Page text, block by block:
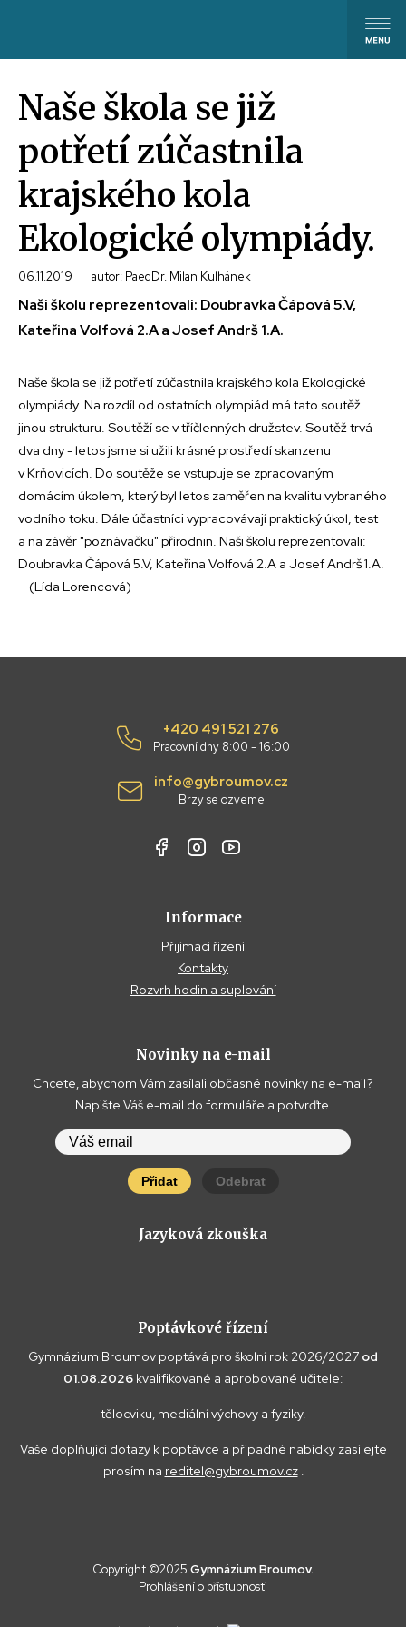
Naše škola se již
potřetí zúčastnila
krajského kola
Ekologické olympiády.
06.11.2019 | autor: PaedDr. Milan Kulhánek
Naši školu reprezentovali: Doubravka Čápová 5.V,
Kateřina Volfová 2.A a Josef Andrš 1.A.
Naše škola se již potřetí zúčastnila krajského kola Ekologické
olympiády. Na rozdíl od ostatních olympiád má tato soutěž
jinou strukturu. Soutěží se v tříčlenných družstev. Soutěž trvá
dva dny - letos jsme si užili krásné prostředí skanzenu
v Krňovicích. Do soutěže se vstupuje se zpracovaným
domácím úkolem, který byl letos zaměřen na kvalitu vybraného
vodního toku. Dále účastníci vypracovávají praktický úkol, test
a na závěr "poznávačku" přírodnin. Naši školu reprezentovali:
Doubravka Čápová 5.V, Kateřina Volfová 2.A a Josef Andrš 1.A.
(Lída Lorencová)
+420 491 521 276
Pracovní dny 8:00 - 16:00
info@gybroumov.cz
Brzy se ozveme
Informace
Přijímací řízení
Kontakty
Rozvrh hodin a suplování
Novinky na e-mail
Chcete, abychom Vám zasílali občasné novinky na e-mail?
Napište Váš e-mail do formuláře a potvrďte.
Přidat Odebrat
Jazyková zkouška
Poptávkové řízení
Gymnázium Broumov poptává pro školní rok 2026/2027 od
01.08.2026 kvalifikované a aprobované učitele:
tělocviku, mediální výchovy a fyziky.
Vaše doplňující dotazy k poptávce a případné nabídky zasílejte
prosím na reditel@gybroumov.cz.
Copyright ©2025 Gymnázium Broumov.
Prohlášení o přístupnosti